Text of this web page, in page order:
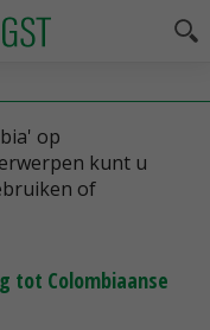
op
kunt u
of
tot Colombiaanse